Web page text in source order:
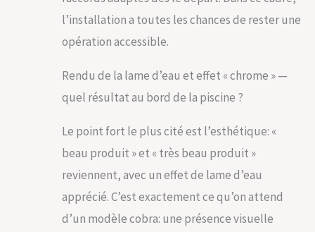
l’installation a toutes les chances de rester une
opération accessible.
Rendu de la lame d’eau et effet « chrome » —
quel résultat au bord de la piscine ?
Le point fort le plus cité est l’esthétique: «
beau produit » et « très beau produit »
reviennent, avec un effet de lame d’eau
apprécié. C’est exactement ce qu’on attend
d’un modèle cobra: une présence visuelle